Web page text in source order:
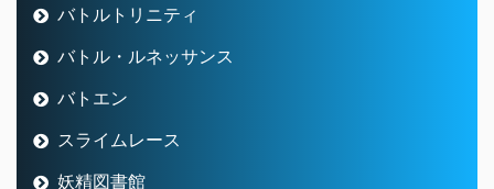
バトルトリニティ
バトル・ルネッサンス
バトエン
スライムレース
妖精図書館